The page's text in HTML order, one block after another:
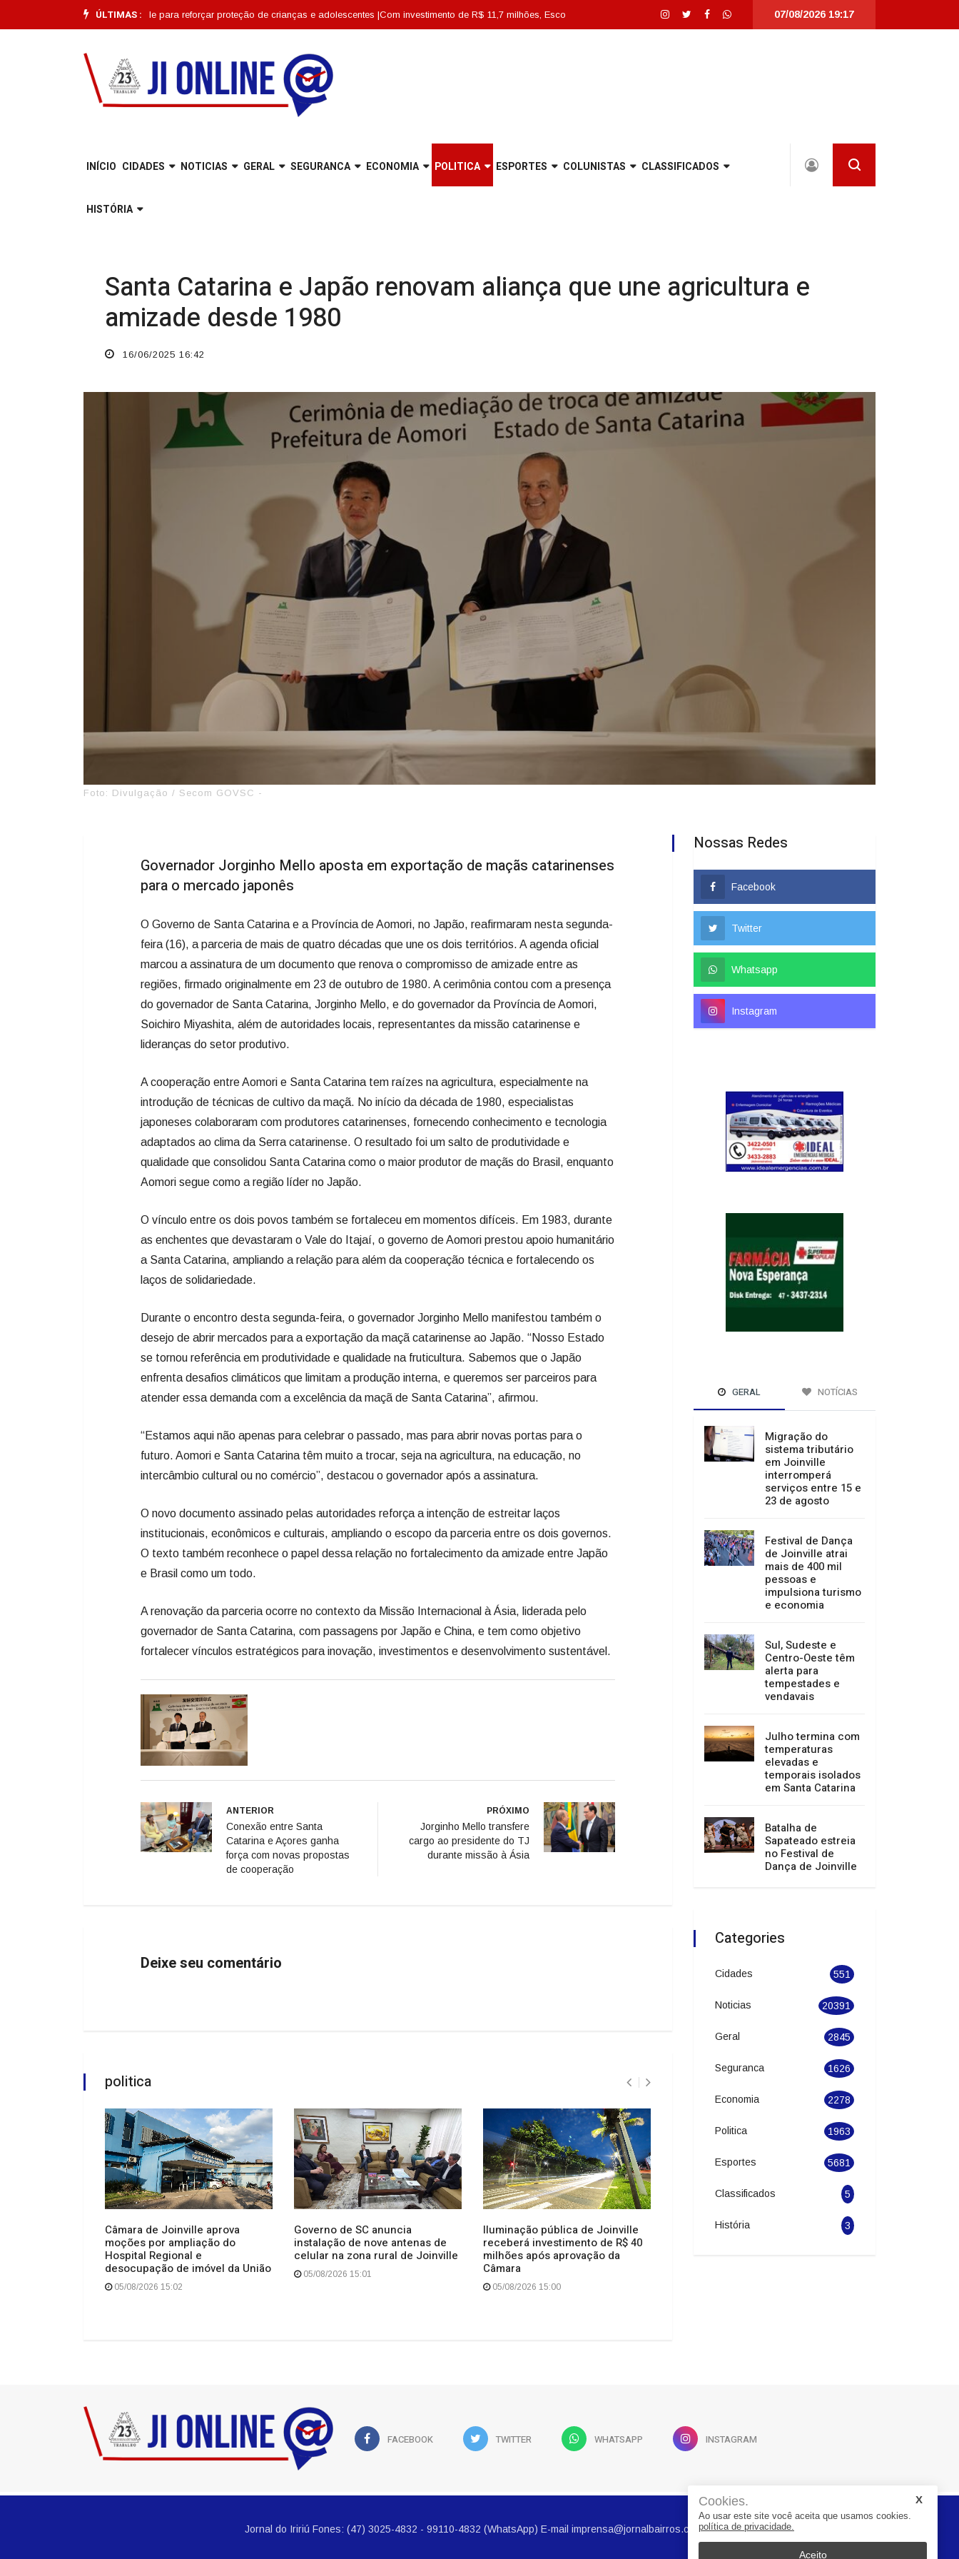
Cookies.
Ao usar este site você aceita que usamos cookies.
política de privacidade.
Aceito
ÚLTIMAS :
começa em Joinville para reforçar proteção de crianças e adolescentes |Com investimento de R$ 11,7 milhões, Escola Abdon Baptista é entregue totalmente revitalizada em Joinville |Joinville recebe seletivas da
07/08/2026 19:17
INÍCIO CIDADES NOTICIAS GERAL SEGURANCA ECONOMIA POLITICA ESPORTES COLUNISTAS CLASSIFICADOS
HISTÓRIA
Santa Catarina e Japão renovam aliança que une agricultura e
amizade desde 1980
16/06/2025 16:42
Foto: Divulgação / Secom GOVSC -
Governador Jorginho Mello aposta em exportação de maçãs catarinenses
para o mercado japonês
O Governo de Santa Catarina e a Província de Aomori, no Japão, reafirmaram nesta segunda-
feira (16), a parceria de mais de quatro décadas que une os dois territórios. A agenda oficial
marcou a assinatura de um documento que renova o compromisso de amizade entre as
regiões, firmado originalmente em 23 de outubro de 1980. A cerimônia contou com a presença
do governador de Santa Catarina, Jorginho Mello, e do governador da Província de Aomori,
Soichiro Miyashita, além de autoridades locais, representantes da missão catarinense e
lideranças do setor produtivo.
A cooperação entre Aomori e Santa Catarina tem raízes na agricultura, especialmente na
introdução de técnicas de cultivo da maçã. No início da década de 1980, especialistas
japoneses colaboraram com produtores catarinenses, fornecendo conhecimento e tecnologia
adaptados ao clima da Serra catarinense. O resultado foi um salto de produtividade e
qualidade que consolidou Santa Catarina como o maior produtor de maçãs do Brasil, enquanto
Aomori segue como a região líder no Japão.
O vínculo entre os dois povos também se fortaleceu em momentos difíceis. Em 1983, durante
as enchentes que devastaram o Vale do Itajaí, o governo de Aomori prestou apoio humanitário
a Santa Catarina, ampliando a relação para além da cooperação técnica e fortalecendo os
laços de solidariedade.
Durante o encontro desta segunda-feira, o governador Jorginho Mello manifestou também o
desejo de abrir mercados para a exportação da maçã catarinense ao Japão. “Nosso Estado
se tornou referência em produtividade e qualidade na fruticultura. Sabemos que o Japão
enfrenta desafios climáticos que limitam a produção interna, e queremos ser parceiros para
atender essa demanda com a excelência da maçã de Santa Catarina”, afirmou.
“Estamos aqui não apenas para celebrar o passado, mas para abrir novas portas para o
futuro. Aomori e Santa Catarina têm muito a trocar, seja na agricultura, na educação, no
intercâmbio cultural ou no comércio”, destacou o governador após a assinatura.
O novo documento assinado pelas autoridades reforça a intenção de estreitar laços
institucionais, econômicos e culturais, ampliando o escopo da parceria entre os dois governos.
O texto também reconhece o papel dessa relação no fortalecimento da amizade entre Japão
e Brasil como um todo.
A renovação da parceria ocorre no contexto da Missão Internacional à Ásia, liderada pelo
governador de Santa Catarina, com passagens por Japão e China, e tem como objetivo
fortalecer vínculos estratégicos para inovação, investimentos e desenvolvimento sustentável.
ANTERIOR
Conexão entre Santa
Catarina e Açores ganha
força com novas propostas
de cooperação
PRÓXIMO
Jorginho Mello transfere
cargo ao presidente do TJ
durante missão à Ásia
Deixe seu comentário
politica
Câmara de Joinville aprova
moções por ampliação do
Hospital Regional e
desocupação de imóvel da União
05/08/2026 15:02
Governo de SC anuncia
instalação de nove antenas de
celular na zona rural de Joinville
05/08/2026 15:01
Iluminação pública de Joinville
receberá investimento de R$ 40
milhões após aprovação da
Câmara
05/08/2026 15:00
Atitude irresponsável, diz Lula
Nossas Redes
Facebook
Twitter
Whatsapp
Instagram
GERAL NOTÍCIAS
Migração do
sistema tributário
em Joinville
interromperá
serviços entre 15 e
23 de agosto
Festival de Dança
de Joinville atrai
mais de 400 mil
pessoas e
impulsiona turismo
e economia
Sul, Sudeste e
Centro-Oeste têm
alerta para
tempestades e
vendavais
Julho termina com
temperaturas
elevadas e
temporais isolados
em Santa Catarina
Batalha de
Sapateado estreia
no Festival de
Dança de Joinville
Categories
Cidades 551
Noticias 20391
Geral 2845
Seguranca 1626
Economia 2278
Politica 1963
Esportes 5681
Classificados 5
História 3
FACEBOOK TWITTER WHATSAPP INSTAGRAM
Jornal do Iririú Fones: (47) 3025-4832 - 99110-4832 (WhatsApp) E-mail imprensa@jornalbairros.com.br